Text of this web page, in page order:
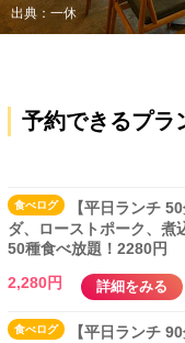
出典：一休
予約できるプラ
食べログ
【平日ランチ
ダ、ローストポーク、煮
50種食べ放題！2280円
2,280円
詳細をみる
食べログ
【平日ランチ